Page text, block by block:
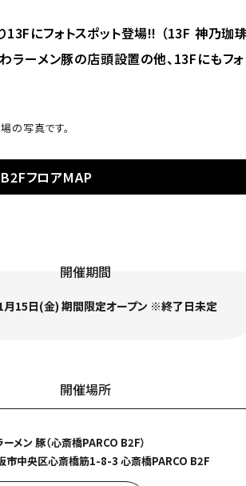
13Fにフォトスポット登場‼ （13F 神乃珈
ラーメン豚の店頭設置の他、13Fにもフ
の写真です。
フロアMAP
開催期間
⽉15⽇(⾦) 期間限定オープン ※終了⽇未定
開催場所
メン 豚（心斎橋PARCO B2F）
市中央区心斎橋筋1-8-3 心斎橋PARCO B2F